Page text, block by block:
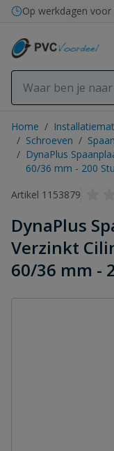
Ga naar de inhoud
Op werkdagen
Home /
/ Schroeven /
/ DynaPlus
60/36 mm - 200
Artikel 1153879
DynaPlus
Verzinkt
60/36 mm -